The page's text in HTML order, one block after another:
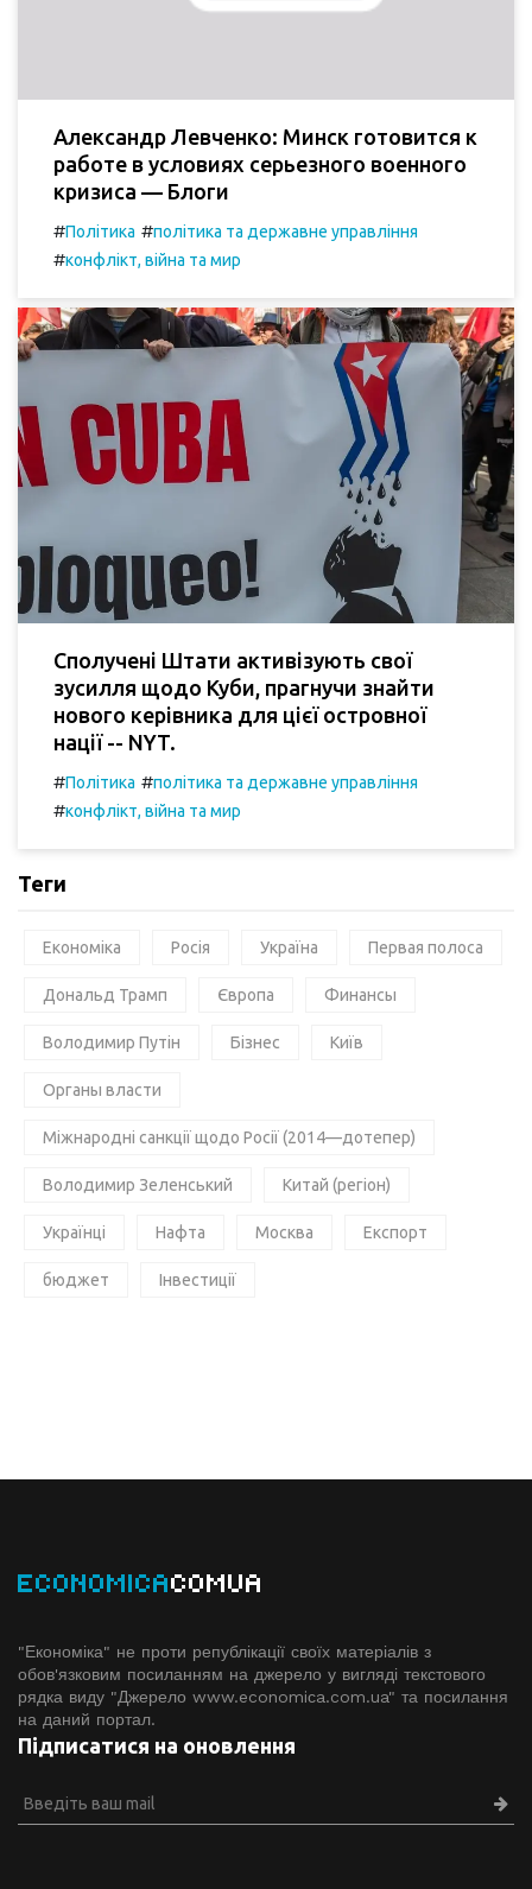
Александр Левченко: Минск готовится к
работе в условиях серьезного военного
кризиса — Блоги
#Політика #політика та державне управління
#конфлікт, війна та мир
Сполучені Штати активізують свої
зусилля щодо Куби, прагнучи знайти
нового керівника для цієї островної
нації -- NYT.
#Політика #політика та державне управління
#конфлікт, війна та мир
Теги
Економіка Росія Україна Первая полоса
Дональд Трамп Європа Финансы
Володимир Путін Бізнес Київ
Органы власти
Міжнародні санкції щодо Росії (2014—дотепер)
Володимир Зеленський Китай (регіон)
Українці Нафта Москва Експорт
бюджет Інвестиції
ECONOMICACOMUA
"Економіка" не проти републікації своїх матеріалів з
обов'язковим посиланням на джерело у вигляді текстового
рядка виду "Джерело www.economiсa.com.ua" та посилання
на даний портал.
Підписатися на оновлення